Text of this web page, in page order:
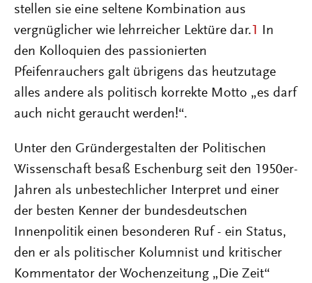
stellen sie eine seltene Kombination aus
vergnüglicher wie lehrreicher Lektüre dar. 1 In
den Kolloquien des passionierten
Pfeifenrauchers galt übrigens das heutzutage
alles andere als politisch korrekte Motto „es darf
auch nicht geraucht werden!“.
Unter den Gründergestalten der Politischen
Wissenschaft besaß Eschenburg seit den 1950er-
Jahren als unbestechlicher Interpret und einer
der besten Kenner der bundesdeutschen
Innenpolitik einen besonderen Ruf - ein Status,
den er als politischer Kolumnist und kritischer
Kommentator der Wochenzeitung „Die Zeit“